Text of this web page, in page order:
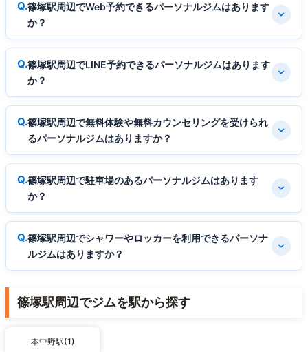
篠塚駅周辺でWeb予約できるパーソナルジムはあります
か？
篠塚駅周辺でLINE予約できるパーソナルジムはあります
か？
篠塚駅周辺で無料体験や無料カウンセリングを受けられ
るパーソナルジムはありますか？
篠塚駅周辺で駐車場のあるパーソナルジムはあります
か？
篠塚駅周辺でシャワーやロッカーを利用できるパーソナ
ルジムはありますか？
篠塚駅周辺でジムを駅から探す
本中野駅(1)